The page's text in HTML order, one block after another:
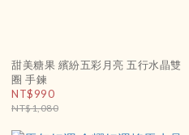
甜美糖果 繽紛五彩月亮 五行水晶雙
圈 手鍊
NT$990
NT$1,080